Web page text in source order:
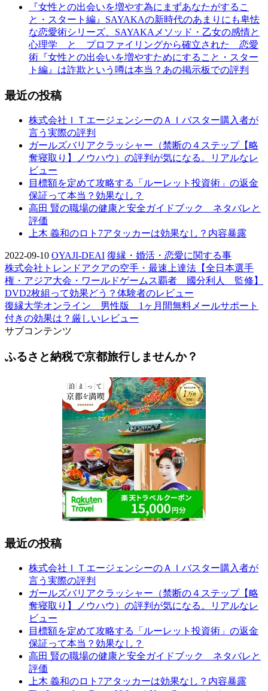
『女性との出会いを増やす為にまずあなたがするこ
と・スタート編』SAYAKAの新時代のあまりにも卑怯
な恋愛術シリーズ、SAYAKAメソッド・乙女の感情と
心理学 と プロファイリングから確立された 恋愛
術『女性との出会いを増やすためにすること・スター
ト編』は詐欺という噂は本当？あの掲示板での評判
最近の投稿
株式会社ＩＴエージェンシーのＡＩバスター購入者が
言う実際の評判
ガールズバリアクラッシャー（禁断の４ステップ【略
奪寝取り】ノウハウ）の評判が気になる。リアルなレ
ビュー
目標額を定めて攻略する「ルーレット投資術」の返金
保証って本当？効果なし？
高田 賢の職場の健康と安全ガイドブック ネタバレと
評価
上木 義和のロト7アタッカーは効果なし？内容暴露
2022-09-10 OYAJI-DEAI 復縁・婚活・恋愛に関する事
株式会社トレンドアクアの空手・最速上達法【全日本選手
権・アジア大会・ワールドゲームス覇者 國分利人 監修】
DVD2枚組って効果どう？体験者のレビュー
復縁大学オンライン 男性版 1ヶ月間無料メールサポート
付きの効果は？厳しいレビュー
サブコンテンツ
ふるさと納税で京都旅行しませんか？
最近の投稿
株式会社ＩＴエージェンシーのＡＩバスター購入者が
言う実際の評判
ガールズバリアクラッシャー（禁断の４ステップ【略
奪寝取り】ノウハウ）の評判が気になる。リアルなレ
ビュー
目標額を定めて攻略する「ルーレット投資術」の返金
保証って本当？効果なし？
高田 賢の職場の健康と安全ガイドブック ネタバレと
評価
上木 義和のロト7アタッカーは効果なし？内容暴露